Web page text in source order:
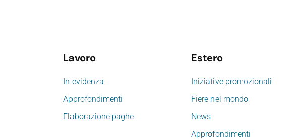
Lavoro
In evidenza
Approfondimenti
Elaborazione paghe
Estero
Iniziative promozionali
Fiere nel mondo
News
Approfondimenti